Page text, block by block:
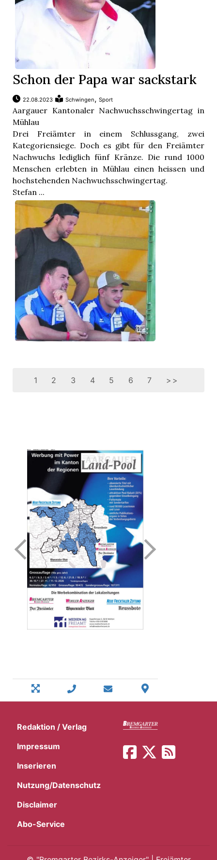
Schon der Papa war sackstark
22.08.2023 Schwingen,Sport
Aargauer Kantonaler Nachwuchsschwingertag in
Mühlau
Drei Freiämter in einem Schlussgang, zwei
Kategoriensiege. Doch es gibt für den Freiämter
Nachwuchs lediglich fünf Kränze. Die rund 1000
Menschen erlebten in Mühlau einen heissen und
hochstehenden Nachwuchsschwingertag.
Stefan ...
1 2 3 4 5 6 7 >>
Redaktion / Verlag
Impressum
Inserieren
Nutzung/Datenschutz
Disclaimer
Abo-Service